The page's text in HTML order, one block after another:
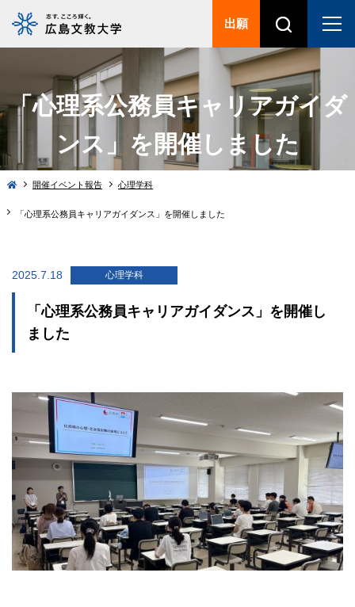
「心理系公務員キャリアガイダ
ンス」を開催しました
開催イベント報告 心理学科
「心理系公務員キャリアガイダンス」を開催しました
2025.7.18 心理学科
「心理系公務員キャリアガイダンス」を開催し
ました
出願